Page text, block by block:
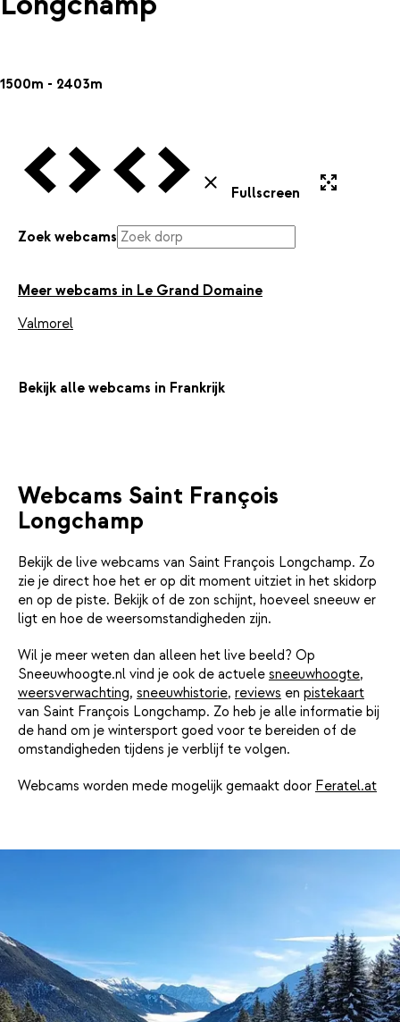
1500m - 2403m
Vorige Webcam
Volgende Webcam
Vorige Webcam
Volgende Webcam
Sluiten
Fullscreen
Zoek webcams
Meer webcams in Le Grand Domaine
Valmorel
Bekijk alle webcams in Frankrijk
Webcams Saint François
Longchamp
Bekijk de live webcams van Saint François Longchamp. Zo
zie je direct hoe het er op dit moment uitziet in het skidorp
en op de piste. Bekijk of de zon schijnt, hoeveel sneeuw er
ligt en hoe de weersomstandigheden zijn.
Wil je meer weten dan alleen het live beeld? Op
Sneeuwhoogte.nl vind je ook de actuele sneeuwhoogte,
weersverwachting, sneeuwhistorie, reviews en pistekaart
van Saint François Longchamp. Zo heb je alle informatie bij
de hand om je wintersport goed voor te bereiden of de
omstandigheden tijdens je verblijf te volgen.
Webcams worden mede mogelijk gemaakt door Feratel.at